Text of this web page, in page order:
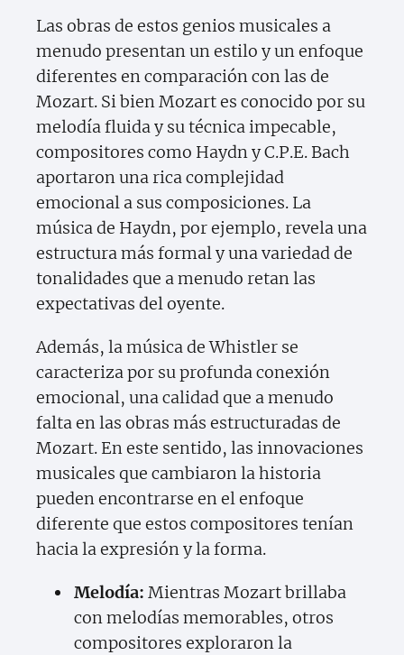
Las obras de estos genios musicales a
menudo presentan un estilo y un enfoque
diferentes en comparación con las de
Mozart. Si bien Mozart es conocido por su
melodía fluida y su técnica impecable,
compositores como Haydn y C.P.E. Bach
aportaron una rica complejidad
emocional a sus composiciones. La
música de Haydn, por ejemplo, revela una
estructura más formal y una variedad de
tonalidades que a menudo retan las
expectativas del oyente.
Además, la música de Whistler se
caracteriza por su profunda conexión
emocional, una calidad que a menudo
falta en las obras más estructuradas de
Mozart. En este sentido, las innovaciones
musicales que cambiaron la historia
pueden encontrarse en el enfoque
diferente que estos compositores tenían
hacia la expresión y la forma.
Melodía: Mientras Mozart brillaba
con melodías memorables, otros
compositores exploraron la